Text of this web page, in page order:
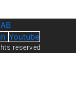
Youtube
reserved